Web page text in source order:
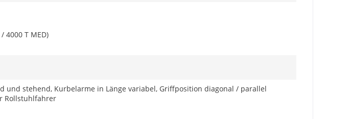
4000 T MED)
und stehend, Kurbelarme in Länge variabel, Griffposition diagonal / parallel
Rollstuhlfahrer